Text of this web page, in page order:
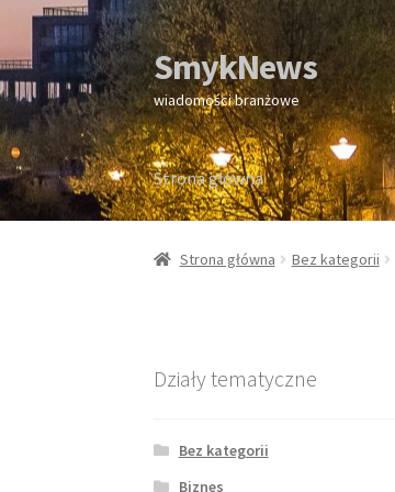
Przejdź
do
nawigacji
Przejdź
do
treści
SmykNews
wiadomości branżowe
Strona główna
Strona główna
Strona główna Bez kategorii
Działy tematyczne
Bez kategorii
Biznes